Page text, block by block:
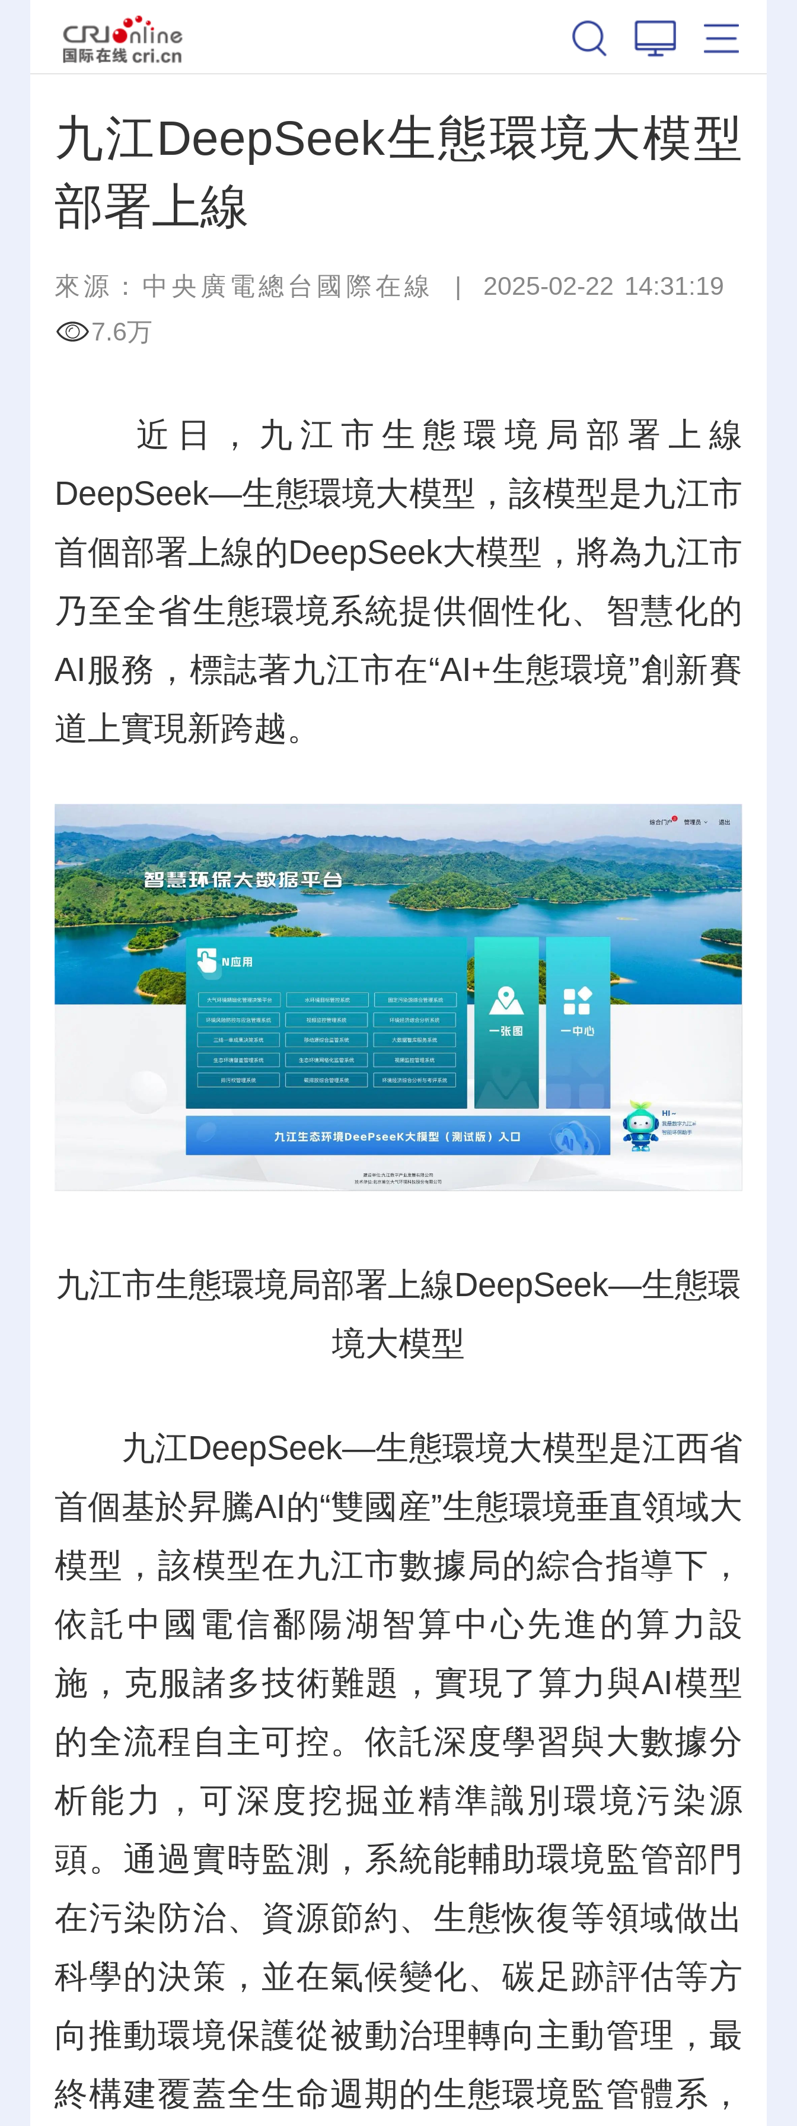
九江DeepSeek生態環境大模型
部署上線
來源：中央廣電總台國際在線 | 2025-02-22 14:31:19
7.6万
近日，九江市生態環境局部署上線
DeepSeek—生態環境大模型，該模型是九江市
首個部署上線的DeepSeek大模型，將為九江市
乃至全省生態環境系統提供個性化、智慧化的
AI服務，標誌著九江市在“AI+生態環境”創新賽
道上實現新跨越。
九江市生態環境局部署上線DeepSeek—生態環
境大模型
九江DeepSeek—生態環境大模型是江西省
首個基於昇騰AI的“雙國産”生態環境垂直領域大
模型，該模型在九江市數據局的綜合指導下，
依託中國電信鄱陽湖智算中心先進的算力設
施，克服諸多技術難題，實現了算力與AI模型
的全流程自主可控。依託深度學習與大數據分
析能力，可深度挖掘並精準識別環境污染源
頭。通過實時監測，系統能輔助環境監管部門
在污染防治、資源節約、生態恢復等領域做出
科學的決策，並在氣候變化、碳足跡評估等方
向推動環境保護從被動治理轉向主動管理，最
終構建覆蓋全生命週期的生態環境監管體系，